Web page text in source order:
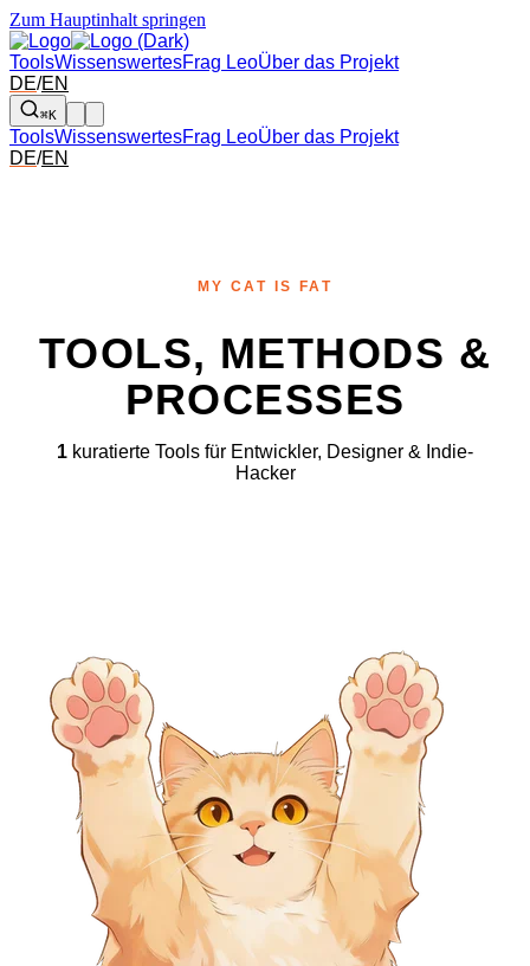
Zum Hauptinhalt springen
ToolsWissenswertesFrag LeoÜber das Projekt
DE/EN
⌘K
ToolsWissenswertesFrag LeoÜber das Projekt
DE/EN
MY CAT IS FAT
TOOLS, METHODS &
PROCESSES
1 kuratierte Tools für Entwickler, Designer & Indie-
Hacker